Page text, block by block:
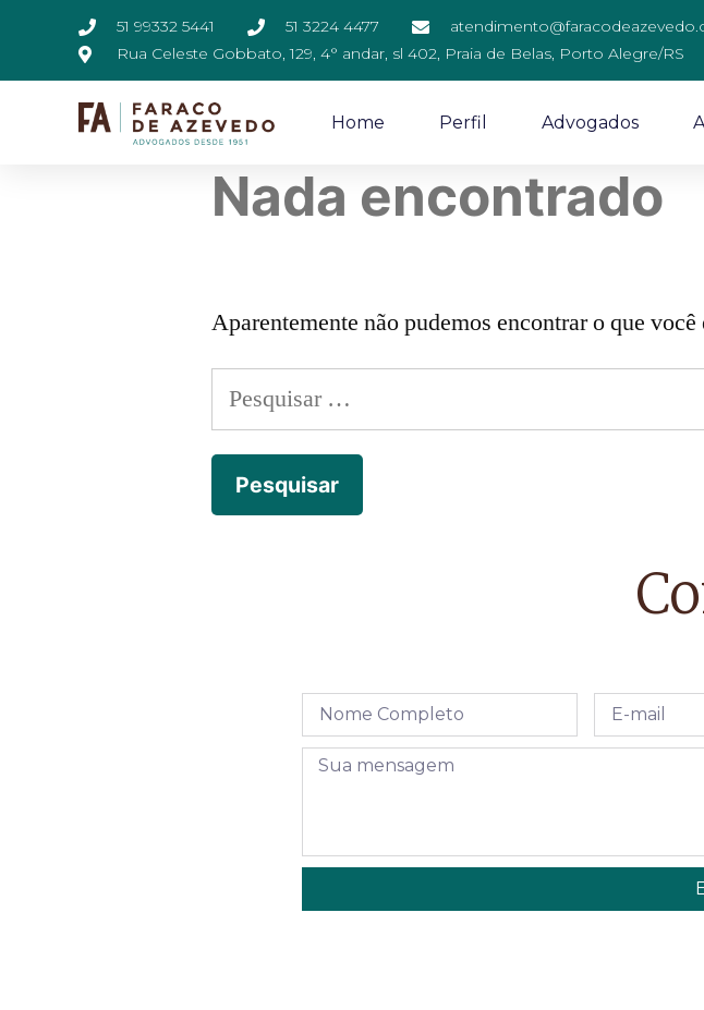
51 99332 5441 51 3224 4477
Rua Celeste Gobbato, 129, 4° andar, sl 402, Praia de Belas, Porto Alegre/RS
Home Perfil Advogados
Nada encontrado
Aparentemente não pudemos encontrar o que